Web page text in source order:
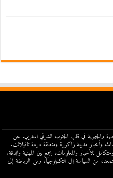
والجهوية في قلب الجنوب الشرقي المغربي. نحن
وأخبار مدينة زاكورة ومنطقة درعة تافيلالت.
للأخبار والمعلومات، يجمع بين المهنية والدقة.
من السياسة إلى التكنولوجيا، ومن الرياضة إلى